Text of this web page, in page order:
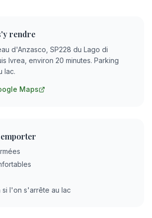
rendre
d'Anzasco, SP228 du Lago di
Ivrea, environ 20 minutes. Parking
lac.
Maps
si l'on s'arrête au lac